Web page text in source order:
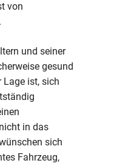
von
und seiner
gesund
Lage ist, sich
in das
sich
Fahrzeug,